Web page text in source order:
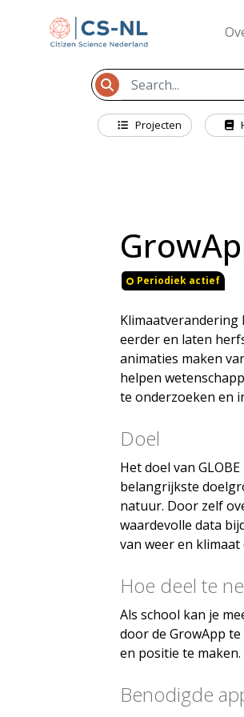
Projecten
Periodiek actief
Klimaatverandering
eerder en laten
animaties maken
helpen
te onderzoeken en
Doel
Het doel van
belangrijkste
natuur. Door zelf
waardevolle data
van weer en
Hoe deel te
Als school kan je
door de GrowApp
en positie te maken.
Benodigde